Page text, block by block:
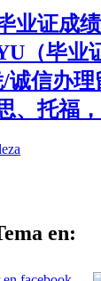
业证成
（毕业
诚信办理
、托福
en: